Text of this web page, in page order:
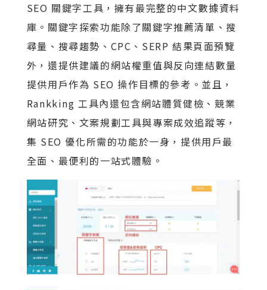
SEO 關鍵字工具，擁有最完整的中文數據資料
庫。關鍵字探索功能除了關鍵字推薦清單、搜
尋量、搜尋趨勢、CPC、SERP 結果頁面預覽
外，還提供建議的網站權重值與反向連結數量
提供用戶作為 SEO 操作目標的參考。並且，
Rankking 工具內還包含網站體質健檢、競業
網站研究、文案規劃工具與專案成效追蹤等，
集 SEO 優化所需的功能於一身，提供用戶最
全面、最便利的一站式體驗。